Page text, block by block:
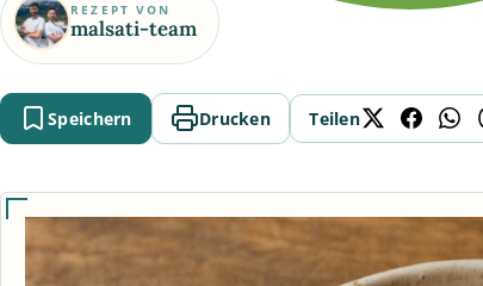
REZEPT VON
malsati-team
Speichern Drucken Teilen